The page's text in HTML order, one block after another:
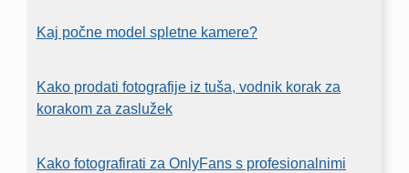
Kaj počne model spletne kamere?
Kako prodati fotografije iz tuša, vodnik korak za
korakom za zaslužek
Kako fotografirati za OnlyFans s profesionalnimi